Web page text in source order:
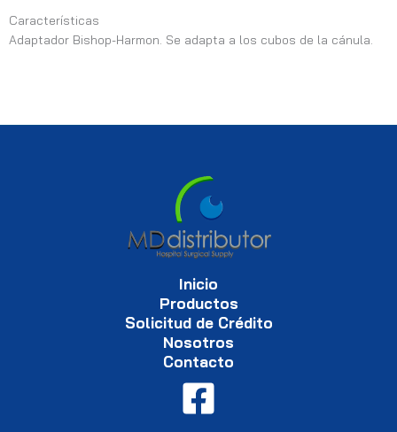
Características
Adaptador Bishop-Harmon. Se adapta a los cubos de la cánula.
Inicio
Productos
Solicitud de Crédito
Nosotros
Contacto